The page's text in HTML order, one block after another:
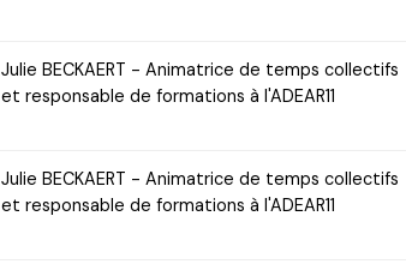
Julie BECKAERT - Animatrice de temps collectifs
et responsable de formations à l'ADEAR11
Julie BECKAERT - Animatrice de temps collectifs
et responsable de formations à l'ADEAR11